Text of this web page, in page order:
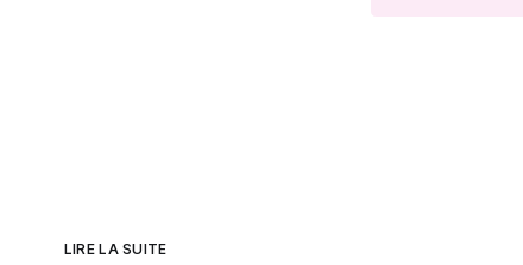
LIRE LA SUITE